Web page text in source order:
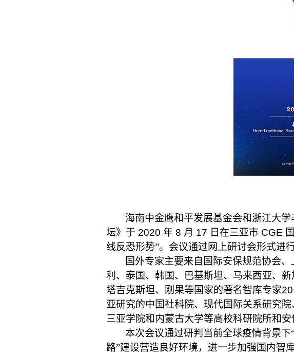
海南中金鹰和平发展基金会和浙江大
坛》于 2020 年 8 月 17 日在三亚市 CGE
线反恐形势”。会议通过网上研讨会形式进
国外专家主要来自国际安保规范协会
利、泰国、韩国、巴基斯坦、马来西亚、
塔吉克斯坦、刚果等国家的著名智库专家20
亚研究的中国社科院、现代国际关系研究
三亚学院和内蒙古大学等高校科研院所和
本次会议通过研判当前全球疫情背景
路”建设营造良好环境，进一步加强国内智